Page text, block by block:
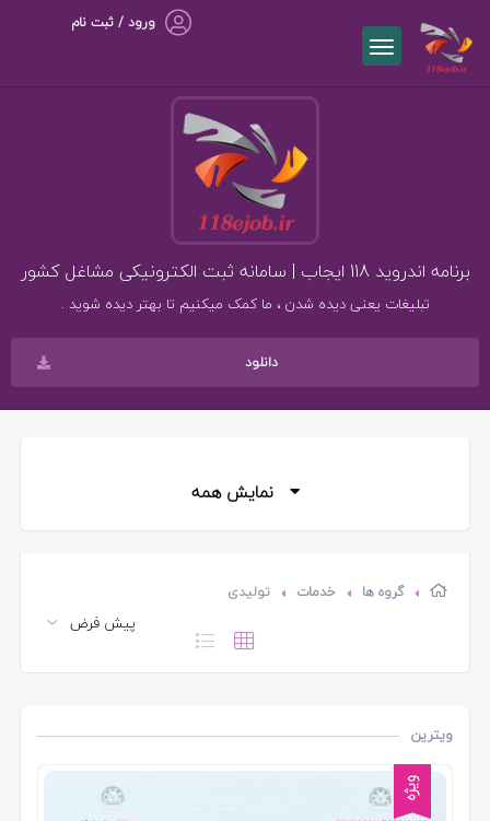
ورود / ثبت نام
برنامه اندروید 118 ایجاب | سامانه ثبت الکترونیکی مشاغل کشور
تبلیغات یعنی دیده شدن ، ما کمک میکنیم تا بهتر دیده شوید .
دانلود
نمایش همه
گروه ها خدمات تولیدی
ویترین
ویژه